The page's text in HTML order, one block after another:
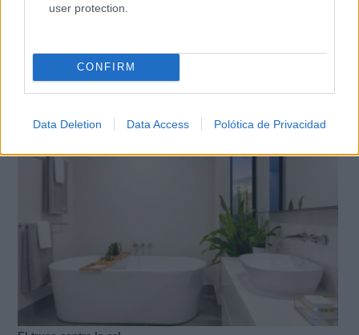
user protection.
CONFIRM
Data Deletion Data Access Polótica de Privacidad
Belleza indomable
El diamante que simboliza la feminidad indomable